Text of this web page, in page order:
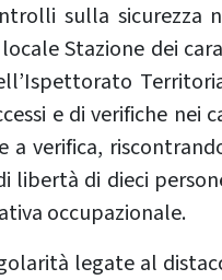
sulla
Stazione dei
e di verifiche nei
verifica,
di dieci
occupazionale.
legate al